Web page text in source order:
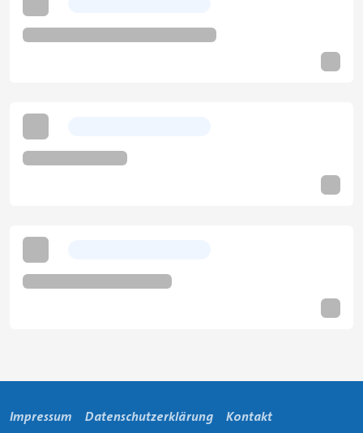
Impressum Datenschutzerklärung Kontakt